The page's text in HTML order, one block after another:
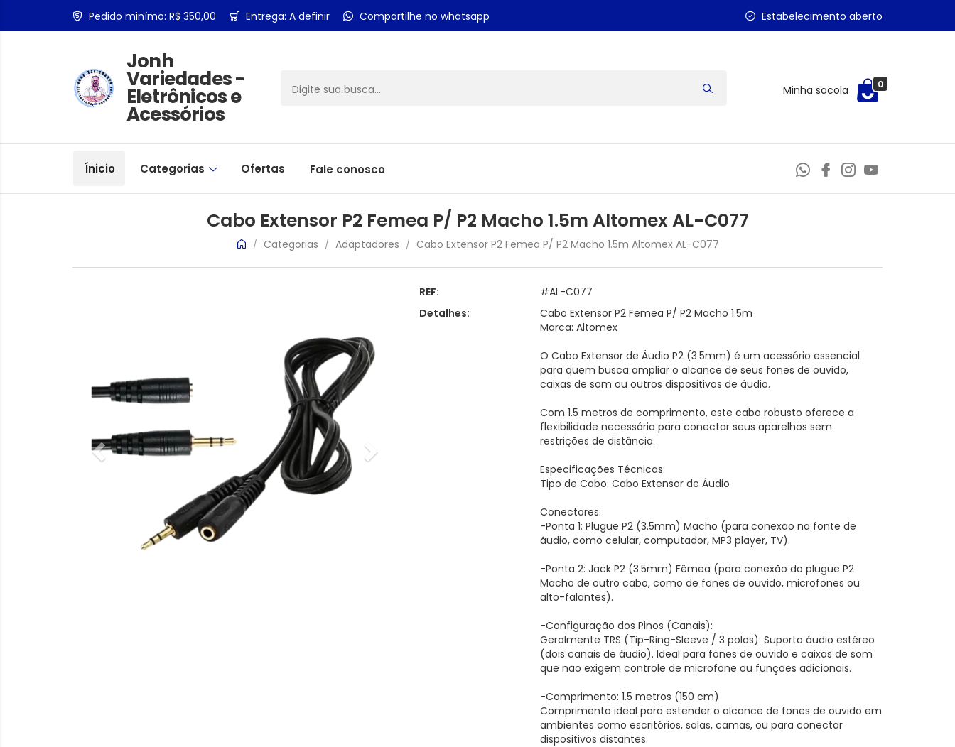
Pedido minímo: R$ 350,00 Entrega: A definir Compartilhe no whatsapp Estabelecimento aberto
Jonh
Variedades -
Eletrônicos e
Acessórios
Minha sacola 0
Ínicio Categorias Ofertas Fale conosco
Cabo Extensor P2 Femea P/ P2 Macho 1.5m Altomex AL-C077
/ Categorias / Adaptadores / Cabo Extensor P2 Femea P/ P2 Macho 1.5m Altomex AL-C077
REF:
#AL-C077
Detalhes:
Cabo Extensor P2 Femea P/ P2 Macho 1.5m
Marca: Altomex
O Cabo Extensor de Áudio P2 (3.5mm) é um acessório essencial
para quem busca ampliar o alcance de seus fones de ouvido,
caixas de som ou outros dispositivos de áudio.
Com 1.5 metros de comprimento, este cabo robusto oferece a
flexibilidade necessária para conectar seus aparelhos sem
restrições de distância.
Especificações Técnicas:
Tipo de Cabo: Cabo Extensor de Áudio
Conectores:
-Ponta 1: Plugue P2 (3.5mm) Macho (para conexão na fonte de
áudio, como celular, computador, MP3 player, TV).
-Ponta 2: Jack P2 (3.5mm) Fêmea (para conexão do plugue P2
Macho de outro cabo, como de fones de ouvido, microfones ou
alto-falantes).
-Configuração dos Pinos (Canais):
Geralmente TRS (Tip-Ring-Sleeve / 3 polos): Suporta áudio estéreo
(dois canais de áudio). Ideal para fones de ouvido e caixas de som
que não exigem controle de microfone ou funções adicionais.
-Comprimento: 1.5 metros (150 cm)
Comprimento ideal para estender o alcance de fones de ouvido em
ambientes como escritórios, salas, camas, ou para conectar
dispositivos distantes.